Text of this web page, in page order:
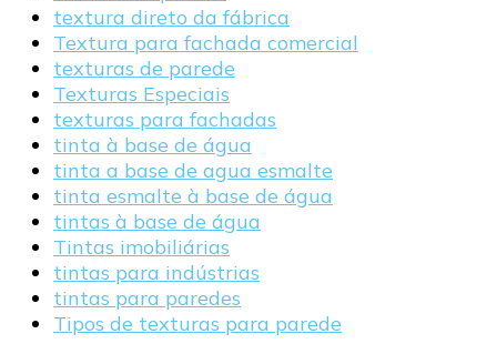
textura direto da fábrica
Textura para fachada comercial
texturas de parede
Texturas Especiais
texturas para fachadas
tinta à base de água
tinta a base de agua esmalte
tinta esmalte à base de água
tintas à base de água
Tintas imobiliárias
tintas para indústrias
tintas para paredes
Tipos de texturas para parede